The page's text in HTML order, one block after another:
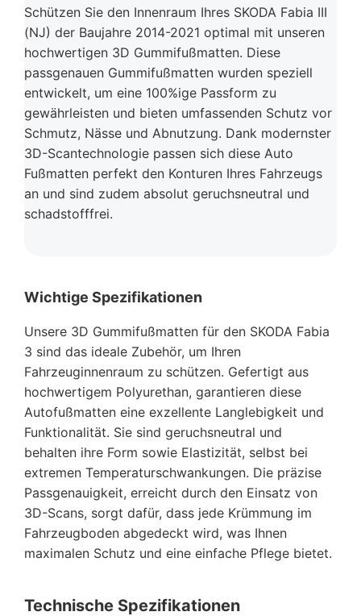
Schützen Sie den Innenraum Ihres SKODA Fabia III
(NJ) der Baujahre 2014-2021 optimal mit unseren
hochwertigen 3D Gummifußmatten. Diese
passgenauen Gummifußmatten wurden speziell
entwickelt, um eine 100%ige Passform zu
gewährleisten und bieten umfassenden Schutz vor
Schmutz, Nässe und Abnutzung. Dank modernster
3D-Scantechnologie passen sich diese Auto
Fußmatten perfekt den Konturen Ihres Fahrzeugs
an und sind zudem absolut geruchsneutral und
schadstofffrei.
Wichtige Spezifikationen
Unsere 3D Gummifußmatten für den SKODA Fabia
3 sind das ideale Zubehör, um Ihren
Fahrzeuginnenraum zu schützen. Gefertigt aus
hochwertigem Polyurethan, garantieren diese
Autofußmatten eine exzellente Langlebigkeit und
Funktionalität. Sie sind geruchsneutral und
behalten ihre Form sowie Elastizität, selbst bei
extremen Temperaturschwankungen. Die präzise
Passgenauigkeit, erreicht durch den Einsatz von
3D-Scans, sorgt dafür, dass jede Krümmung im
Fahrzeugboden abgedeckt wird, was Ihnen
maximalen Schutz und eine einfache Pflege bietet.
Technische Spezifikationen